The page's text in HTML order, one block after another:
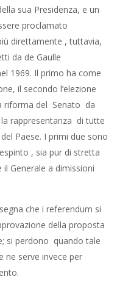
sua Presidenza, e un
proclamato
direttamente , tuttavia,
da de Gaulle
1969. Il primo ha come
il secondo l’elezione
riforma del Senato da
rappresentanza di tutte
Paese. I primi due sono
, sia pur di stretta
Generale a dimissioni
che i referendum si
della proposta
si perdono quando tale
ne serve invece per